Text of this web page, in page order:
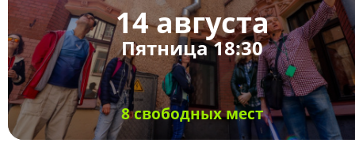
14 августа
Пятница 18:30
8 свободных мест